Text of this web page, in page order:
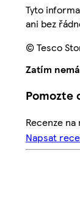
Tyto
ani bez
© Tesco
Zatím
Pomozte
Recenze
Napsat